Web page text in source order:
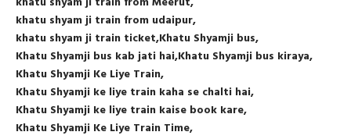
khatu shyam ji train from udaipur
khatu shyam ji train ticket Khatu Shyamji bus
Khatu Shyamji bus kab jati hai Khatu Shyamji bus kiraya
Khatu Shyamji Ke Liye Train
Khatu Shyamji ke liye train kaha se chalti hai
Khatu Shyamji ke liye train kaise book kare
Khatu Shyamji Ke Liye Train Time